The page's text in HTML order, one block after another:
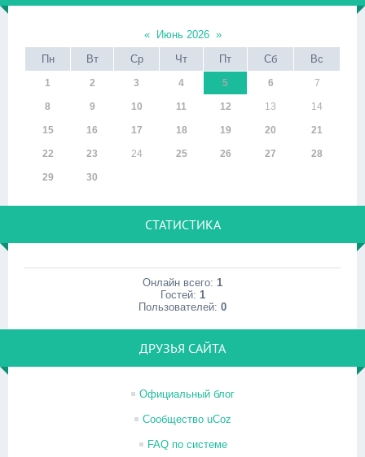
« Июнь 2026 »
Пн
Вт Ср Чт Пт Сб Вс
1 2 3 4 5 6 7
8 9 10 11 12 13 14
15 16 17 18 19 20 21
22 23 24 25 26 27 28
29 30
СТАТИСТИКА
Онлайн всего: 1
Гостей: 1
Пользователей: 0
ДРУЗЬЯ САЙТА
Официальный блог
Сообщество uCoz
FAQ по системе